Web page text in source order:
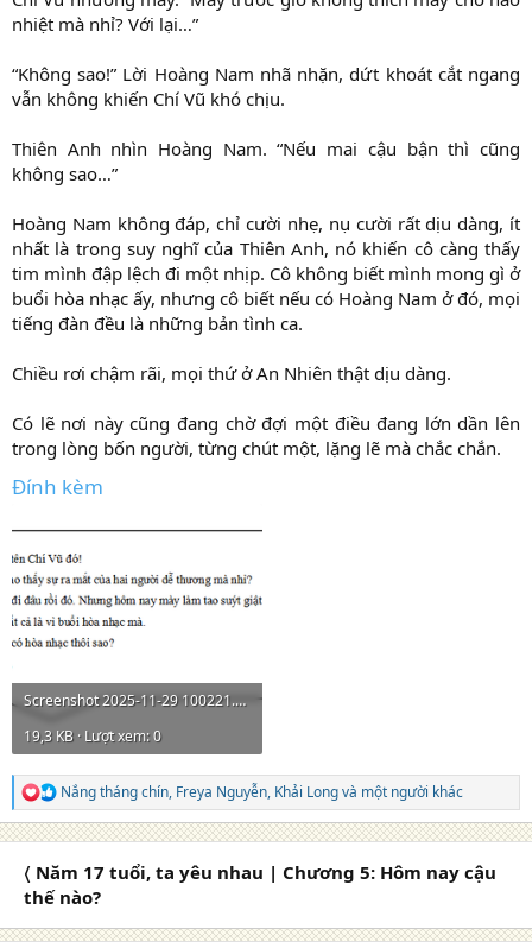
nhiệt mà nhỉ? Với lại…”
“Không sao!” Lời Hoàng Nam nhã nhặn, dứt khoát cắt ngang
vẫn không khiến Chí Vũ khó chịu.
Thiên Anh nhìn Hoàng Nam. “Nếu mai cậu bận thì cũng
không sao…”
Hoàng Nam không đáp, chỉ cười nhẹ, nụ cười rất dịu dàng, ít
nhất là trong suy nghĩ của Thiên Anh, nó khiến cô càng thấy
tim mình đập lệch đi một nhịp. Cô không biết mình mong gì ở
buổi hòa nhạc ấy, nhưng cô biết nếu có Hoàng Nam ở đó, mọi
tiếng đàn đều là những bản tình ca.
Chiều rơi chậm rãi, mọi thứ ở An Nhiên thật dịu dàng.
Có lẽ nơi này cũng đang chờ đợi một điều đang lớn dần lên
trong lòng bốn người, từng chút một, lặng lẽ mà chắc chắn.​
Đính kèm
Screenshot 2025-11-29 100221.png
19,3 KB · Lượt xem: 0
R
e
a
n
Nắng tháng chín, Freya Nguyễn, Khải Longvà một người khác
〈 Năm 17 tuổi, ta yêu nhau | Chương 5: Hôm nay cậu
thế nào?